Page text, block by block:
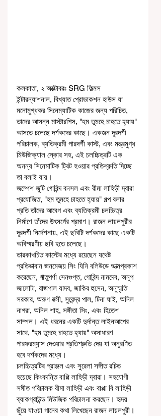
কলকাতা, ২ অক্টোবরঃ SRG ফিল্মস
ইন্টারন্যাশনাল, বিখ্যাত প্রোডাকশন হাউস যা
মনোমুগ্ধকর সিনেম্যাটিক কাজের জন্য পরিচিত,
তাদের আসন্ন মাস্টারপিস, "হম তুমহে চাহতে হ্যায়"
আসতে চলেছে দর্শকদের কাছে। একজন দূরদর্শী
পরিচালক, ব্যতিক্রমী পারদর্শী কাস্ট, এবং মন্ত্রমুগ্ধ
মিউজিক্যাল স্কোর সহ, এই চলচ্চিত্রটি এক
অনন্য সিনেমাটিক ট্রিট হওয়ার প্রতিশ্রুতি দিচ্ছে
তা বলাই যায়।
জম্পেশ জুটি গোবিন্দ বনসল এবং রীমা লাহিড়ী দ্বারা
প্রযোজিত, "হম তুমহে চাহতে হ্যায়" গল্প বলার
প্রতি তাঁদের আবেগ এবং ব্যতিক্রমী চলচ্চিত্র
নির্মাণে তাঁদের উৎসর্গের প্রমাণ। রাজন লায়লপুরীর
দূরদর্শী নির্দেশনায়, এই ছবিটি দর্শকদের কাছে একটি
অবিস্মরণীয় ছবি হতে চলেছে।
তারকাখচিত কাস্টের মধ্যে রয়েছেন যথেষ্ট
প্রতিভাবান জনমেজয় সিং যিনি বলিউডে আত্মপ্রকাশ
করেছেন, ঋতুপর্ণা সেনগুপ্ত, গোবিন্দ নামদেব, অনুপ
জালোটা, রাজপাল যাদব, জাকির হুসেন, অনুস্মৃতি
সরকার, অরুণ বক্সী, সুরেন্দ্র পাল, টিনা ঘাই, অনিল
নাগরা, অনিল শাহ, সঙ্গীতা সিং, এবং হিতেশ
সাম্পল। এই ধরনের একটি দুর্দান্ত লাইনআপের
সাথে, "হম তুমহে চাহতে হ্যায়" অসাধারণ
পারফরম্যান্স দেওয়ার প্রতিশ্রুতি দেয় যা অনুরণিত
হবে দর্শকদের মধ্যে।
চলচ্চিত্রটির প্রাঞ্জল এবং সুরেলা সঙ্গীত রচিত
হয়েছে কিংবদন্তি বাপ্পি লাহিড়ী দ্বারা। সহযোগী
সঙ্গীত পরিচালক রীমা লাহিড়ী এবং বাপ্পা বি লাহিড়ী
ব্যাকগ্রাউন্ড মিউজিক পরিচালনা করছেন। হৃদয়
ছুঁয়ে যাওয়া গানের কথা লিখেছেন রাজন লায়লপুরী।